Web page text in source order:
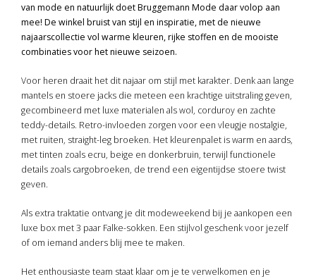
van mode en natuurlijk doet Bruggemann Mode daar volop aan
mee! De winkel bruist van stijl en inspiratie, met de nieuwe
najaarscollectie vol warme kleuren, rijke stoffen en de mooiste
combinaties voor het nieuwe seizoen.
Voor heren draait het dit najaar om stijl met karakter. Denk aan lange
mantels en stoere jacks die meteen een krachtige uitstraling geven,
gecombineerd met luxe materialen als wol, corduroy en zachte
teddy-details. Retro-invloeden zorgen voor een vleugje nostalgie,
met ruiten, straight-leg broeken. Het kleurenpalet is warm en aards,
met tinten zoals ecru, beige en donkerbruin, terwijl functionele
details zoals cargobroeken, de trend een eigentijdse stoere twist
geven.
Als extra traktatie ontvang je dit modeweekend bij je aankopen een
luxe box met 3 paar Falke-sokken. Een stijlvol geschenk voor jezelf
of om iemand anders blij mee te maken.
Het enthousiaste team staat klaar om je te verwelkomen en je